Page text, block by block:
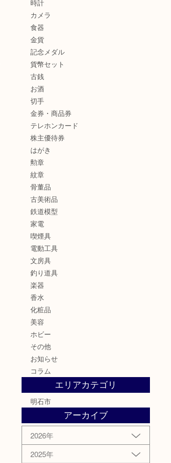
時計
カメラ
食器
金貨
記念メダル
貨幣セット
古銭
お酒
切手
金券・商品券
テレホンカード
株主優待券
はがき
勲章
紋章
骨董品
古美術品
鉄道模型
家電
喫煙具
電動工具
文房具
釣り道具
楽器
香水
化粧品
美容
ホビー
その他
お知らせ
コラム
エリアカテゴリ
明石市
アーカイブ
2026年
2025年